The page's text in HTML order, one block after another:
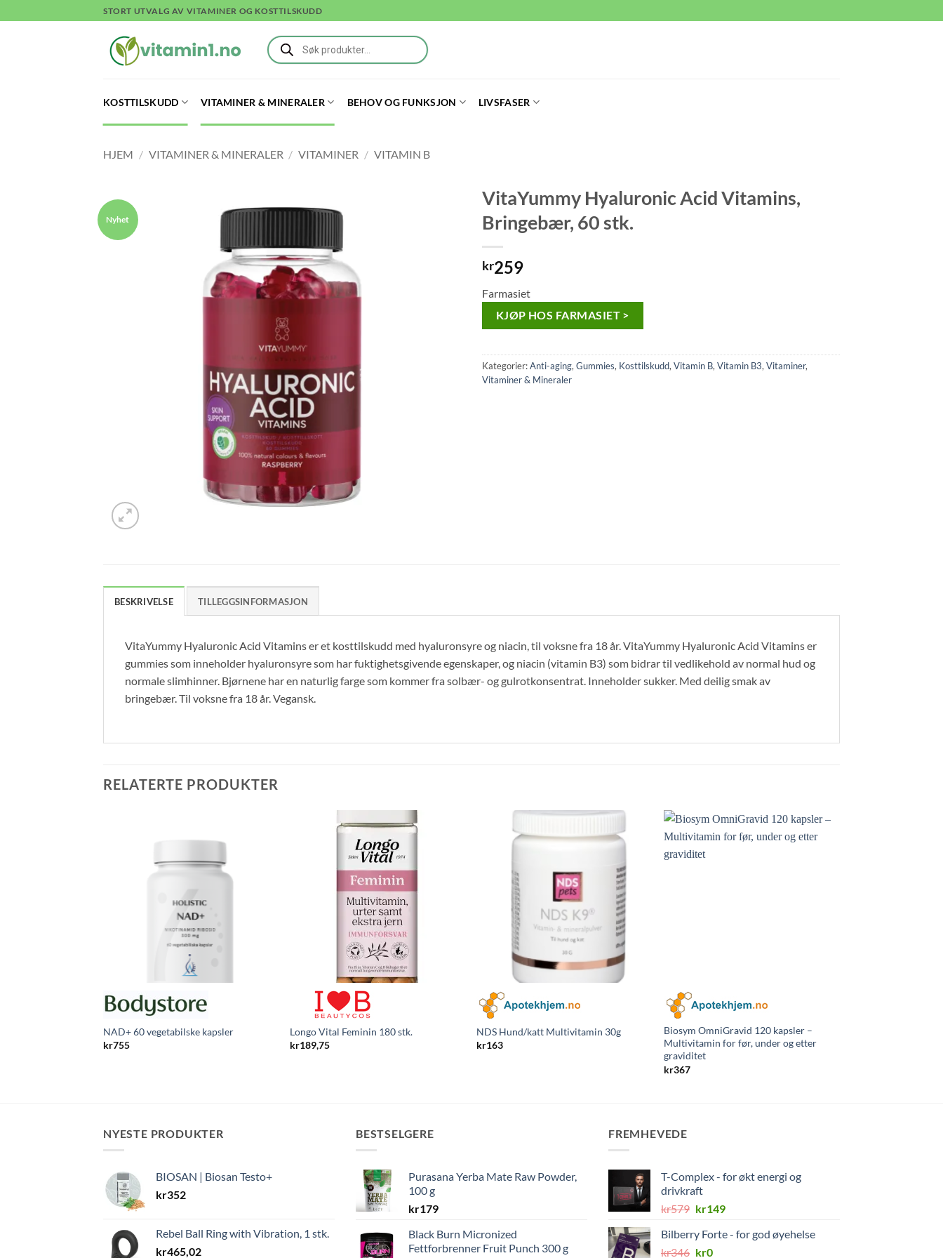
to
STORT UTVALG AV VITAMINER OG KOSTTILSKUDD
Products
search
KOSTTILSKUDD VITAMINER & MINERALER BEHOV OG FUNKSJON LIVSFASER
HJEM / VITAMINER & MINERALER / VITAMINER / VITAMIN B
VitaYummy Hyaluronic Acid Vitamins,
Bringebær, 60 stk.
kr259
Farmasiet
KJØP HOS FARMASIET >
Kategorier:Anti-aging,Gummies, Kosttilskudd,Vitamin B,Vitamin B3,Vitaminer,
Vitaminer & Mineraler
BESKRIVELSE TILLEGGSINFORMASJON
VitaYummy Hyaluronic Acid Vitamins er et kosttilskudd med hyaluronsyre og niacin, til voksne fra 18 år. VitaYummy Hyaluronic Acid Vitamins er
gummies som inneholder hyaluronsyre som har fuktighetsgivende egenskaper, og niacin (vitamin B3) som bidrar til vedlikehold av normal hud og
normale slimhinner. Bjørnene har en naturlig farge som kommer fra solbær- og gulrotkonsentrat. Inneholder sukker. Med deilig smak av
bringebær. Til voksne fra 18 år. Vegansk.
RELATERTE PRODUKTER
NAD+ 60 vegetabilske kapsler
kr755
Longo Vital Feminin 180 stk.
kr189,75
NDS Hund/katt Multivitamin 30g
kr163
Biosym OmniGravid 120 kapsler –
Multivitamin for før, under og etter
graviditet
kr367
NYESTE PRODUKTER
BIOSAN | Biosan Testo+
kr352
Rebel Ball Ring with Vibration, 1 stk.
kr465,02
BESTSELGERE
Purasana Yerba Mate Raw Powder,
100 g
kr179
Black Burn Micronized
Fettforbrenner Fruit Punch 300 g
FREMHEVEDE
T-Complex - for økt energi og
drivkraft
kr579 Opprinnelig
var:
kr579.
kr149Nåværende
er:
Bilberry Forte - for god øyehelse
kr346 Opprinnelig
kr0Nåværende